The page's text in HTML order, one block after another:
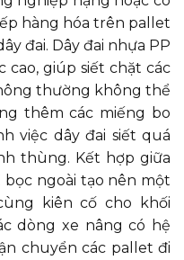
hàng hóa trên pallet
đai. Dây đai nhựa PP
cao, giúp siết chặt các
thường không thể
thêm các miếng bo
việc dây đai siết quá
thùng. Kết hợp giữa
bọc ngoài tạo nên một
kiên cố cho khối
dòng xe nâng có hệ
chuyển các pallet đi